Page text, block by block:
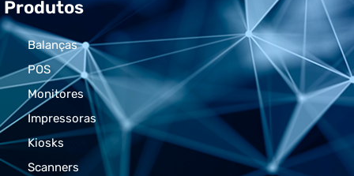
Produtos
Balanças
POS
Monitores
Impressoras
Kiosks
Scanners